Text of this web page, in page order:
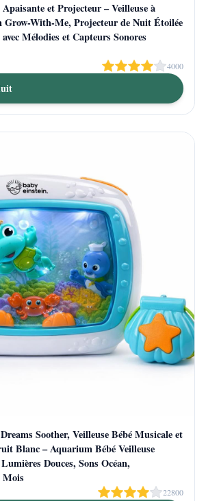
et Projecteur – Veilleuse à
Grow-With-Me, Projecteur de Nuit Étoilée
Mélodies et Capteurs Sonores
4000
Soother, Veilleuse Bébé Musicale et
Blanc – Aquarium Bébé Veilleuse
Douces, Sons Océan,
Mois
22800